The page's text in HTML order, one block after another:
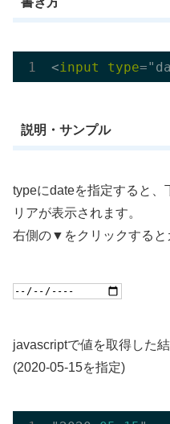
<input type
説明・サンプル
typeにdateを指定すると、
リアが表示されます。
右側の▼をクリックすると
javascriptで値を取得した
(2020-05-15を指定)